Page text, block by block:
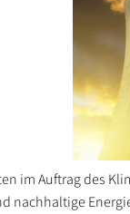
im Auftrag des
nachhaltige